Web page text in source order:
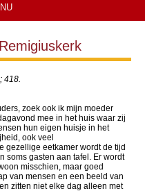
418.
zoek ook ik mijn moeder
mee in het huis waar zij
hun eigen huisje in het
ook veel
gezellige eetkamer wordt de tijd
soms gasten aan tafel. Er wordt
misschien, maar goed
van mensen en een beeld van
zitten niet elke dag alleen met